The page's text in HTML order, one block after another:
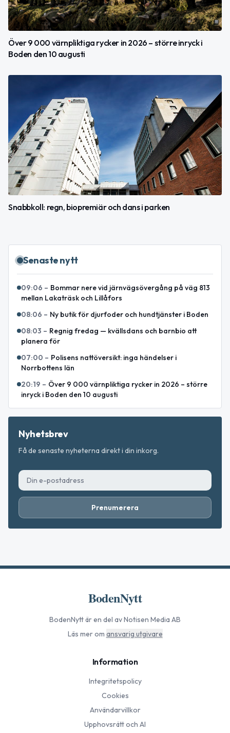
Över 9 000 värnpliktiga rycker in 2026 – större inryck i
Boden den 10 augusti
Snabbkoll: regn, biopremiär och dans i parken
Senaste nytt
09:06 – Bommar nere vid järnvägsövergång på väg 813
mellan Lakaträsk och Lillåfors
08:06 – Ny butik för djurfoder och hundtjänster i Boden
08:03 – Regnig fredag — kvällsdans och barnbio att
planera för
07:00 – Polisens nattöversikt: inga händelser i
Norrbottens län
20:19 – Över 9 000 värnpliktiga rycker in 2026 – större
inryck i Boden den 10 augusti
Nyhetsbrev
Få de senaste nyheterna direkt i din inkorg.
Prenumerera
BodenNytt
BodenNyttär en del av Notisen Media AB
Läs mer om ansvarig utgivare
Information
Integritetspolicy
Cookies
Användarvillkor
Upphovsrätt och AI